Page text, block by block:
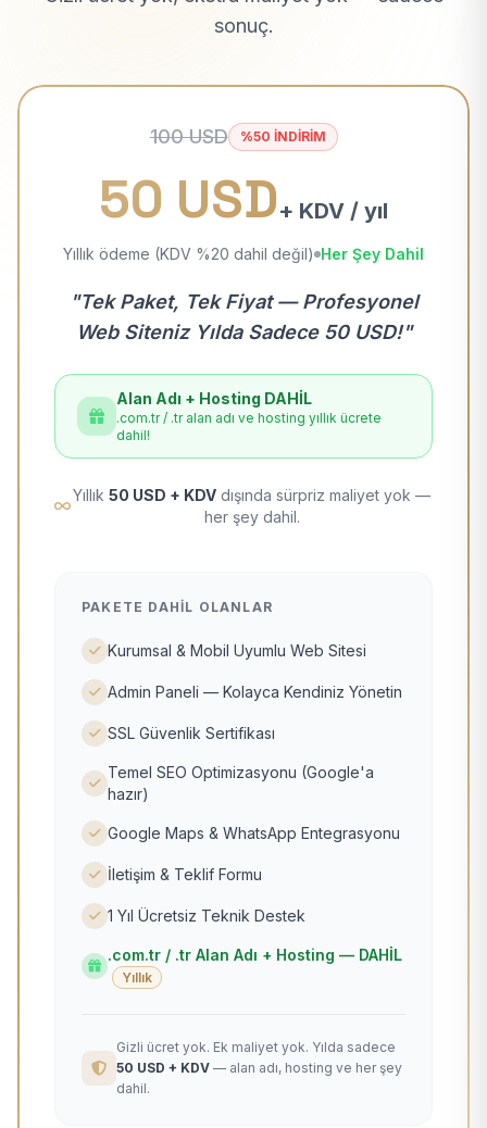
sonuç.
100 USD %50 İNDİRİM
50 USD+ KDV / yıl
Yıllık ödeme (KDV %20 dahil değil) Her Şey Dahil
"Tek Paket, Tek Fiyat — Profesyonel
Web Siteniz Yılda Sadece 50 USD!"
Alan Adı + Hosting DAHİL
.com.tr / .tr alan adı ve hosting yıllık ücrete
dahil!
Yıllık 50 USD + KDV dışında sürpriz maliyet yok —
her şey dahil.
PAKETE DAHIL OLANLAR
Kurumsal & Mobil Uyumlu Web Sitesi
Admin Paneli — Kolayca Kendiniz Yönetin
SSL Güvenlik Sertifikası
Temel SEO Optimizasyonu (Google'a
hazır)
Google Maps & WhatsApp Entegrasyonu
İletişim & Teklif Formu
1 Yıl Ücretsiz Teknik Destek
.com.tr / .tr Alan Adı + Hosting — DAHİL
Yıllık
Gizli ücret yok. Ek maliyet yok. Yılda sadece
50 USD + KDV — alan adı, hosting ve her şey
dahil.